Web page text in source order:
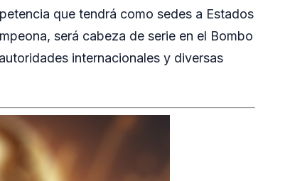
que tendrá como sedes a Estados
será cabeza de serie en el Bombo
internacionales y diversas